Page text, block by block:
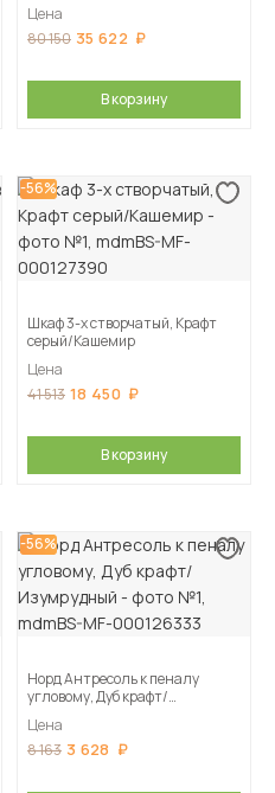
Цена
80 150 35 622
В корзину
-56%
Шкаф 3-х створчатый, Крафт
серый/Кашемир
Цена
41 513 18 450
В корзину
-56%
Норд Антресоль к пеналу
угловому, Дуб крафт/
Цена
8 163 3 628